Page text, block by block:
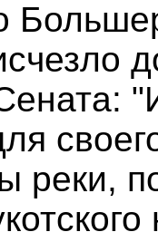
реки,